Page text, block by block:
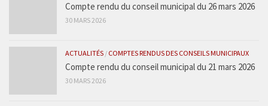
Compte rendu du conseil municipal du 26 mars 2026
30 MARS 2026
ACTUALITÉS / COMPTES RENDUS DES CONSEILS MUNICIPAUX
Compte rendu du conseil municipal du 21 mars 2026
30 MARS 2026